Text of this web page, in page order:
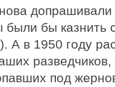
допрашивали
бы казнить
А в 1950 году
под